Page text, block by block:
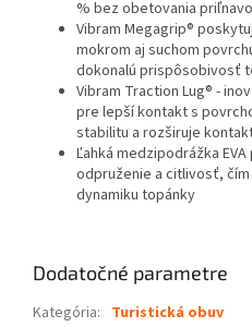
% bez obetovania
Vibram Megagrip®
mokrom aj suchom
dokonalú prispôsobivosť
Vibram Traction Lug® -
pre lepší kontakt s
stabilitu a rozširuje
Ľahká medzipodrážka
odpruženie a citlivosť,
dynamiku topánky
Dodatočné parametre
Kategória: Turistická obuv